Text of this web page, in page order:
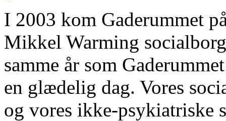
I 2003 kom Gaderummet
Mikkel Warming
samme år som
en glædelig dag. Vores
og vores ikke-psykiatriske